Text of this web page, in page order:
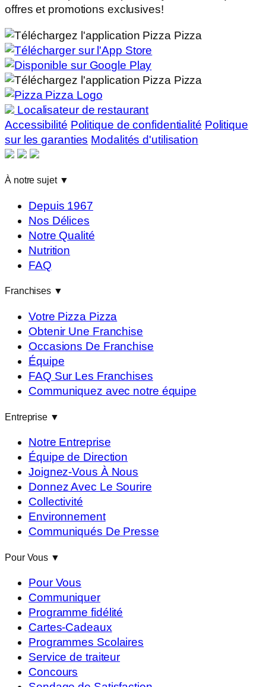
offres et promotions exclusives!
Localisateur de restaurant
Accessibilité Politique de confidentialité Politique
sur les garanties Modalités d'utilisation
À notre sujet ▼
Depuis 1967
Nos Délices
Notre Qualité
Nutrition
FAQ
Franchises ▼
Votre Pizza Pizza
Obtenir Une Franchise
Occasions De Franchise
Équipe
FAQ Sur Les Franchises
Communiquez avec notre équipe
Entreprise ▼
Notre Entreprise
Équipe de Direction
Joignez-Vous À Nous
Donnez Avec Le Sourire
Collectivité
Environnement
Communiqués De Presse
Pour Vous ▼
Pour Vous
Communiquer
Programme fidélité
Cartes-Cadeaux
Programmes Scolaires
Service de traiteur
Concours